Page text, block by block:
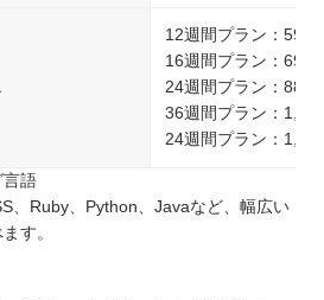
12週間プラン：
16週間プラン：
24週間プラン：
36週間プラン：
24週間プラン：
言語
、Ruby、Python、Javaなど、幅広い
す。